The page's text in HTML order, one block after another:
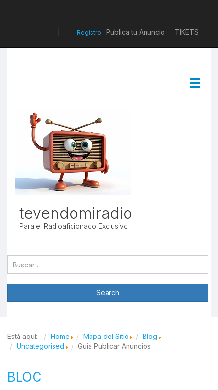
Registro Publica tu Anuncio TIKETS
tevendomiradio
Para el Radioaficionado Exclusivo
Está aquí: Home Mapa del Sitio
Blog
Uncategorised
Guia Publicar Anuncios
BLOC